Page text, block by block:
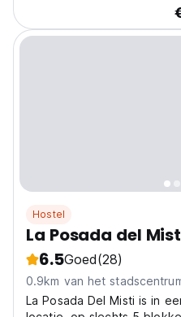
Hostel
La Posada del
6.5Goed(28)
0.9km van het
La Posada Del Misti is in